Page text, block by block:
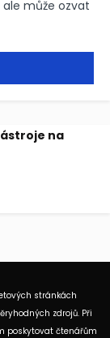
může ozvat
na
stránkách
zdrojů. Při
poskytovat čtenářům